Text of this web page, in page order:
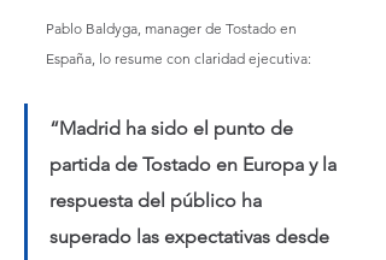
Pablo Baldyga, manager de Tostado en
España, lo resume con claridad ejecutiva:
“Madrid ha sido el punto de
partida de Tostado en Europa y la
respuesta del público ha
superado las expectativas desde